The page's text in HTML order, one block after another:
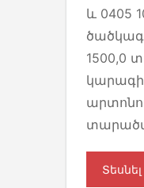
և 0405
1500,0